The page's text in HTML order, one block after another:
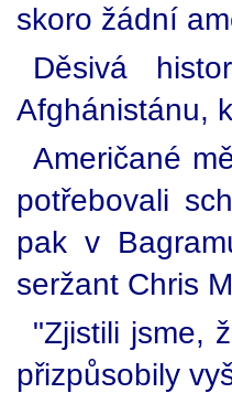
skoro žádní
Děsivá
Afghánistánu,
Američané
potřebovali
pak v
seržant Chris
"Zjistili jsme,
přizpůsobily